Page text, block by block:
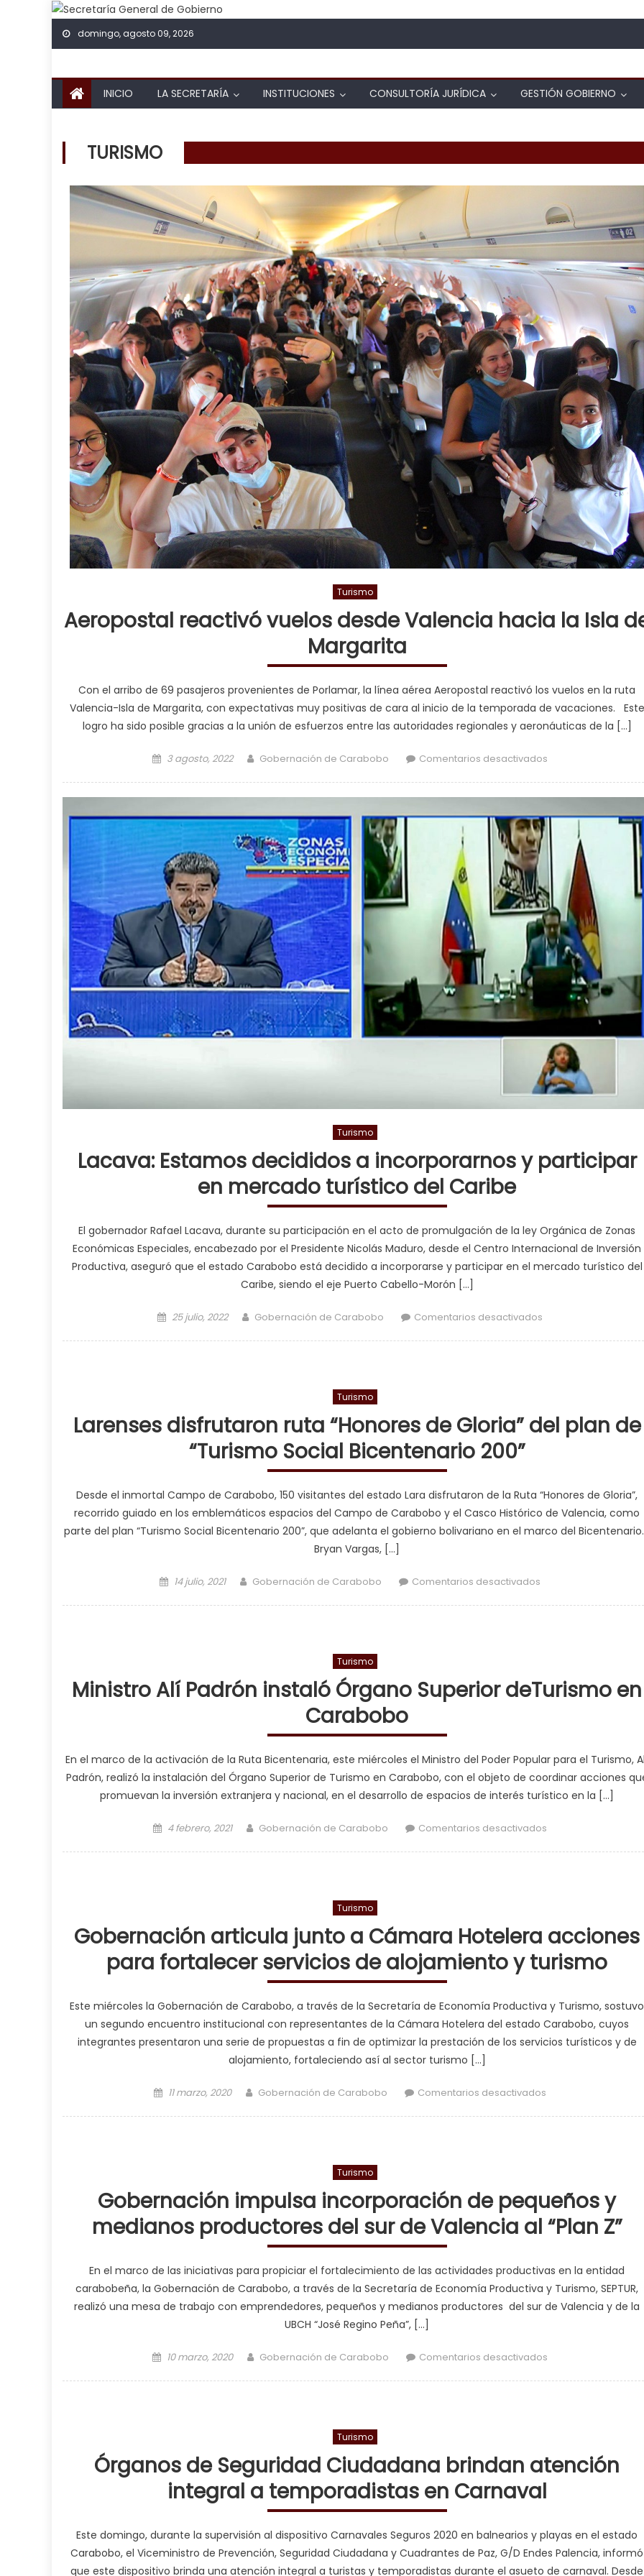
Skip to content
domingo, agosto 09, 2026
INICIO LA SECRETARÍA INSTITUCIONES CONSULTORÍA JURÍDICA GESTIÓN GOBIERNO
TURISMO
Turismo
Aeropostal reactivó vuelos desde Valencia hacia la Isla
Margarita
Con el arribo de 69 pasajeros provenientes de Porlamar, la línea aérea Aeropostal reactivó los vuelos en la ruta
Valencia-Isla de Margarita, con expectativas muy positivas de cara al inicio de la temporada de vacaciones. Este
logro ha sido posible gracias a la unión de esfuerzos entre las autoridades regionales y aeronáuticas de la […]
Posted on
3 agosto, 2022 Author
Gobernación de Carabobo Comentarios desactivados en Aeropostal
Turismo
Lacava: Estamos decididos a incorporarnos y participar
en mercado turístico del Caribe
El gobernador Rafael Lacava, durante su participación en el acto de promulgación de la ley Orgánica de Zonas
Económicas Especiales, encabezado por el Presidente Nicolás Maduro, desde el Centro Internacional de Inversión
Productiva, aseguró que el estado Carabobo está decidido a incorporarse y participar en el mercado turístico del
Caribe, siendo el eje Puerto Cabello-Morón […]
Posted on
25 julio, 2022 Author
Gobernación de Carabobo Comentarios desactivados
Turismo
Larenses disfrutaron ruta “Honores de Gloria” del plan de
“Turismo Social Bicentenario 200”
Desde el inmortal Campo de Carabobo, 150 visitantes del estado Lara disfrutaron de la Ruta “Honores de Gloria”,
recorrido guiado en los emblemáticos espacios del Campo de Carabobo y el Casco Histórico de Valencia, como
parte del plan “Turismo Social Bicentenario 200”, que adelanta el gobierno bolivariano en el marco del Bicentenario.
Bryan Vargas, […]
Posted on
14 julio, 2021 Author
Gobernación de Carabobo Comentarios desactivados
Turismo
Ministro Alí Padrón instaló Órgano Superior deTurismo en
Carabobo
En el marco de la activación de la Ruta Bicentenaria, este miércoles el Ministro del Poder Popular para el Turismo,
Padrón, realizó la instalación del Órgano Superior de Turismo en Carabobo, con el objeto de coordinar acciones
promuevan la inversión extranjera y nacional, en el desarrollo de espacios de interés turístico en la […]
Posted on
4 febrero, 2021 Author
Gobernación de Carabobo Comentarios desactivados
Turismo
Gobernación articula junto a Cámara Hotelera acciones
para fortalecer servicios de alojamiento y turismo
Este miércoles la Gobernación de Carabobo, a través de la Secretaría de Economía Productiva y Turismo, sostuvo
un segundo encuentro institucional con representantes de la Cámara Hotelera del estado Carabobo, cuyos
integrantes presentaron una serie de propuestas a fin de optimizar la prestación de los servicios turísticos y de
alojamiento, fortaleciendo así al sector turismo […]
Posted on
11 marzo, 2020 Author
Gobernación de Carabobo Comentarios desactivados
Turismo
Gobernación impulsa incorporación de pequeños y
medianos productores del sur de Valencia al “Plan Z”
En el marco de las iniciativas para propiciar el fortalecimiento de las actividades productivas en la entidad
carabobeña, la Gobernación de Carabobo, a través de la Secretaría de Economía Productiva y Turismo, SEPTUR,
realizó una mesa de trabajo con emprendedores, pequeños y medianos productores del sur de Valencia y de la
UBCH “José Regino Peña”, […]
Posted on
10 marzo, 2020 Author
Gobernación de Carabobo Comentarios desactivados
Turismo
Órganos de Seguridad Ciudadana brindan atención
integral a temporadistas en Carnaval
Este domingo, durante la supervisión al dispositivo Carnavales Seguros 2020 en balnearios y playas en el estado
Carabobo, el Viceministro de Prevención, Seguridad Ciudadana y Cuadrantes de Paz, G/D Endes Palencia, informó
que este dispositivo brinda una atención integral a turistas y temporadistas durante el asueto de carnaval. Desde